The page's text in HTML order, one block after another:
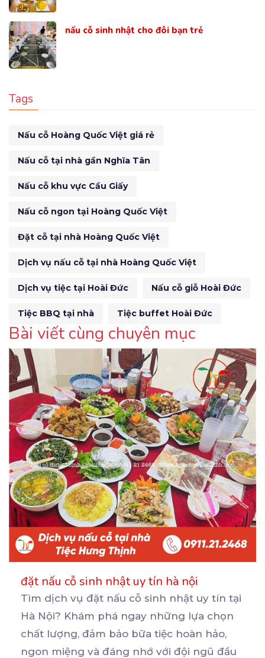
nấu cỗ sinh nhật cho đôi bạn trẻ
Tags
Nấu cỗ Hoàng Quốc Việt giá rẻ
Nấu cỗ tại nhà gần Nghĩa Tân
Nấu cỗ khu vực Cầu Giấy
Nấu cỗ ngon tại Hoàng Quốc Việt
Đặt cỗ tại nhà Hoàng Quốc Việt
Dịch vụ nấu cỗ tại nhà Hoàng Quốc Việt
Dịch vụ tiệc tại Hoài Đức Nấu cỗ giỗ Hoài Đức
Tiệc BBQ tại nhà Tiệc buffet Hoài Đức
Bài viết cùng chuyên mục
đặt nấu cỗ sinh nhật uy tín hà nội
Tìm dịch vụ đặt nấu cỗ sinh nhật uy tín tại
Hà Nội? Khám phá ngay những lựa chọn
chất lượng, đảm bảo bữa tiệc hoàn hảo,
ngon miệng và đáng nhớ với đội ngũ đầu